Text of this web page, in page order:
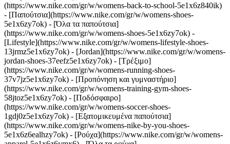
(https://www.nike.com/gr/w/womens-back-to-school-5e1x6z840ik)
- [Παπούτσια](https://www.nike.com/gr/w/womens-shoes-
5e1x6zy7ok) - [Όλα τα παπούτσια]
(https://www.nike.com/gr/w/womens-shoes-5e1x6zy7ok) -
[Lifestyle](https://www.nike.com/gr/w/womens-lifestyle-shoes-
13jrmz5e1x6zy7ok) - [Jordan](https://www.nike.com/gr/w/womens-
jordan-shoes-37eefz5e1x6zy7ok) - [Τρέξιμο]
(https://www.nike.com/gr/w/womens-running-shoes-
37v7jz5e1x6zy7ok) - [Προπόνηση και γυμναστήριο]
(https://www.nike.com/gr/w/womens-training-gym-shoes-
58jtoz5e1x6zy7ok) - [Ποδόσφαιρο]
(https://www.nike.com/gr/w/womens-soccer-shoes-
1gdj0z5e1x6zy7ok) - [Εξατομικευμένα παπούτσια]
(https://www.nike.com/gr/w/womens-nike-by-you-shoes-
5e1x6z6ealhzy7ok) - [Ρούχα](https://www.nike.com/gr/w/womens-